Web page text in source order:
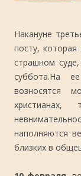
Накануне
посту,
страшном
суббота.На ее
возносятся
наполняются
близких в